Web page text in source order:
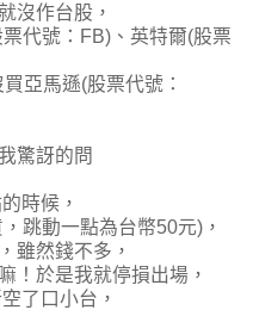
沒作台股，
代號：FB)、英特爾(股票
亞馬遜(股票代號：
驚訝的問
時候，
跳動一點為台幣50元)，
雖然錢不多，
！於是我就停損出場，
了口小台，